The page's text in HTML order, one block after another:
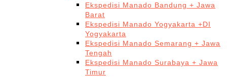
Ekspedisi Manado Bandung + Jawa
Barat
Ekspedisi Manado Yogyakarta +DI
Yogyakarta
Ekspedisi Manado Semarang + Jawa
Tengah
Ekspedisi Manado Surabaya + Jawa
Timur